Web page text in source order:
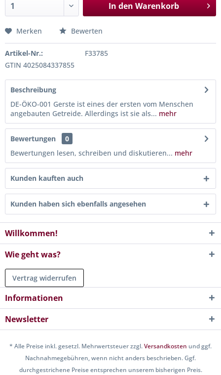
In den Warenkorb
Merken Bewerten
Artikel-Nr.:
F33785
GTIN 4025084337855
Beschreibung
DE-ÖKO-001 Gerste ist eines der ersten vom Menschen
angebauten Getreide. Allerdings ist sie als... mehr
Bewertungen
0
Bewertungen lesen, schreiben und diskutieren... mehr
Kunden kauften auch
Kunden haben sich ebenfalls angesehen
Willkommen!
Wie geht was?
Vertrag widerrufen
Informationen
Newsletter
* Alle Preise inkl. gesetzl. Mehrwertsteuer zzgl.Versandkosten und ggf.
Nachnahmegebühren, wenn nicht anders beschrieben. Ggf.
durchgestrichene Preise entsprechen unserem bisherigen Preis.